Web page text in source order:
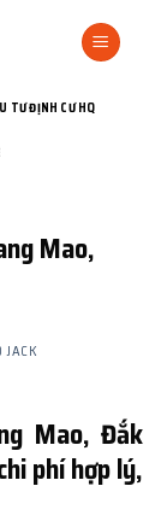
TƯ ĐỊNH CƯ HQ
Mao,
JACK
Mao, Đắk
phí hợp lý,